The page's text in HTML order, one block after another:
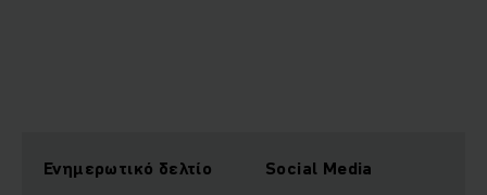
Ενημερωτικό δελτίο Social Media